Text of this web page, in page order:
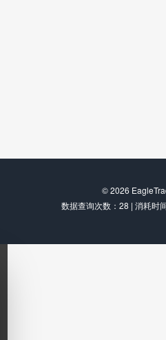
© 2026
数据查询次数：28 | 消耗时